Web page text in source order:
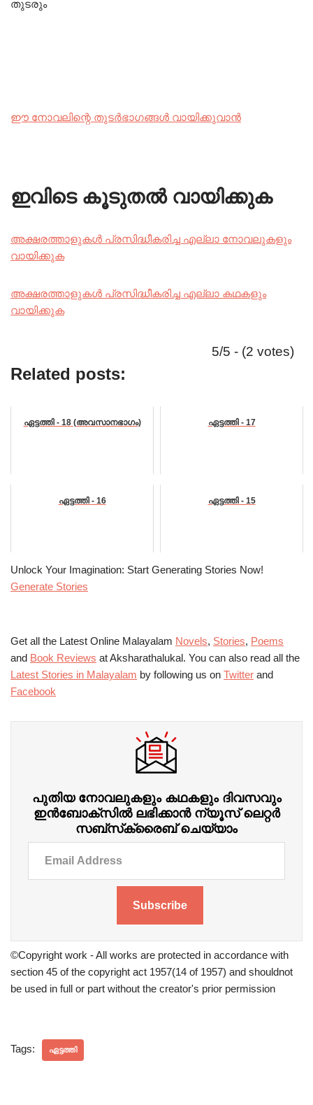
തുടരും
ഈ നോവലിന്റെ തുടർഭാഗങ്ങൾ വായിക്കുവാൻ
ഇവിടെ കൂടുതൽ വായിക്കുക
അക്ഷരത്താളുകൾ പ്രസിദ്ധീകരിച്ച എല്ലാ നോവലുകളും
വായിക്കുക
അക്ഷരത്താളുകൾ പ്രസിദ്ധീകരിച്ച എല്ലാ കഥകളും
വായിക്കുക
5/5 - (2 votes)
Related posts:
ഏട്ടത്തി - 18 (അവസാനഭാഗം) ഏട്ടത്തി - 17
ഏട്ടത്തി - 16 ഏട്ടത്തി - 15
Unlock Your Imagination: Start Generating Stories Now!
Generate Stories
Get all the Latest Online Malayalam Novels, Stories, Poems
and Book Reviews at Aksharathalukal. You can also read all the
Latest Stories in Malayalam by following us on Twitter and
Facebook
പുതിയ നോവലുകളും കഥകളും ദിവസവും
ഇന്‍ബോക്‌സില്‍ ലഭിക്കാന്‍ ന്യൂസ് ലെറ്റർ
സബ്‌സ്‌ക്രൈബ് ചെയ്യാം
Subscribe
©Copyright work - All works are protected in accordance with
section 45 of the copyright act 1957(14 of 1957) and shouldnot
be used in full or part without the creator's prior permission
Tags: ഏട്ടത്തി